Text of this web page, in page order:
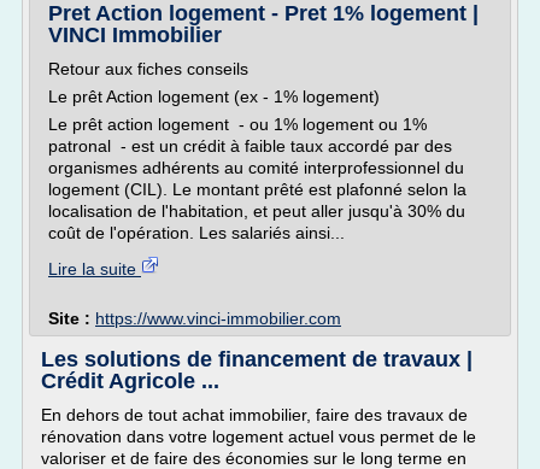
Pret Action logement - Pret 1% logement |
VINCI Immobilier
Retour aux fiches conseils
Le prêt Action logement (ex - 1% logement)
Le prêt action logement - ou 1% logement ou 1%
patronal - est un crédit à faible taux accordé par des
organismes adhérents au comité interprofessionnel du
logement (CIL). Le montant prêté est plafonné selon la
localisation de l'habitation, et peut aller jusqu'à 30% du
coût de l'opération. Les salariés ainsi...
Lire la suite
Site : https://www.vinci-immobilier.com
Les solutions de financement de travaux |
Crédit Agricole ...
En dehors de tout achat immobilier, faire des travaux de
rénovation dans votre logement actuel vous permet de le
valoriser et de faire des économies sur le long terme en